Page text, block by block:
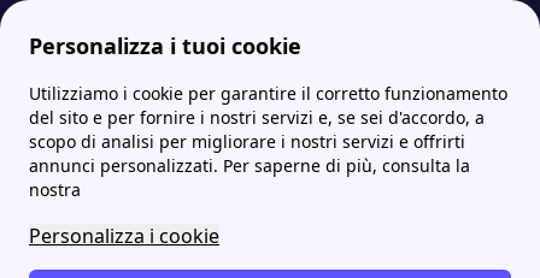
Personalizza i tuoi cookie
Utilizziamo i cookie per garantire il corretto funzionamento
del sito e per fornire i nostri servizi e, se sei d'accordo, a
scopo di analisi per migliorare i nostri servizi e offrirti
annunci personalizzati. Per saperne di più, consulta la
nostra
Personalizza i cookie
Papernest.it MoreOptima Come richiedere la voltura luce e gas con Optima Italia
Come richiedere la voltura
luce e gas con Optima
Italia
Se non scegli una data, il calcolo parte automaticamente da